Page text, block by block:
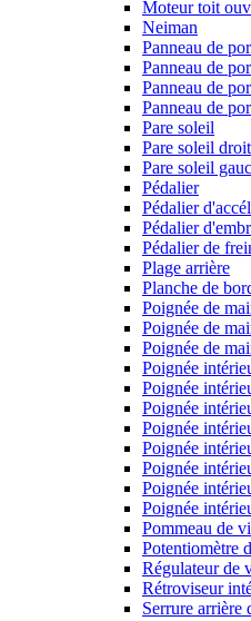
Moteur toit
Neiman
Panneau de
Panneau de
Panneau de
Panneau de
Pare soleil
Pare soleil droit
Pare soleil
Pédalier
Pédalier
Pédalier
Pédalier de
Plage arrière
Planche de
Poignée de
Poignée de
Poignée de
Poignée
Poignée
Poignée
Poignée
Poignée
Poignée
Poignée
Poignée
Pommeau de
Potentiomètre
Régulateur de
Rétroviseur
Serrure arrière